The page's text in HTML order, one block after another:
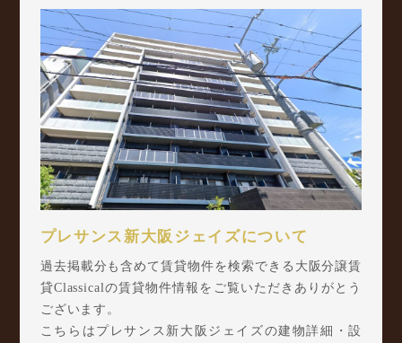
プレサンス新大阪ジェイズについて
過去掲載分も含めて賃貸物件を検索できる大阪分譲賃
貸Classicalの賃貸物件情報をご覧いただきありがとう
ございます。
こちらはプレサンス新大阪ジェイズの建物詳細・設